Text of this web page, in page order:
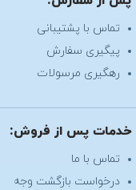
تماس با پشتیبانی
پیگیری سفارش
رهگیری مرسولات
خدمات پس از فروش:
تماس با ما
درخواست بازگشت وجه